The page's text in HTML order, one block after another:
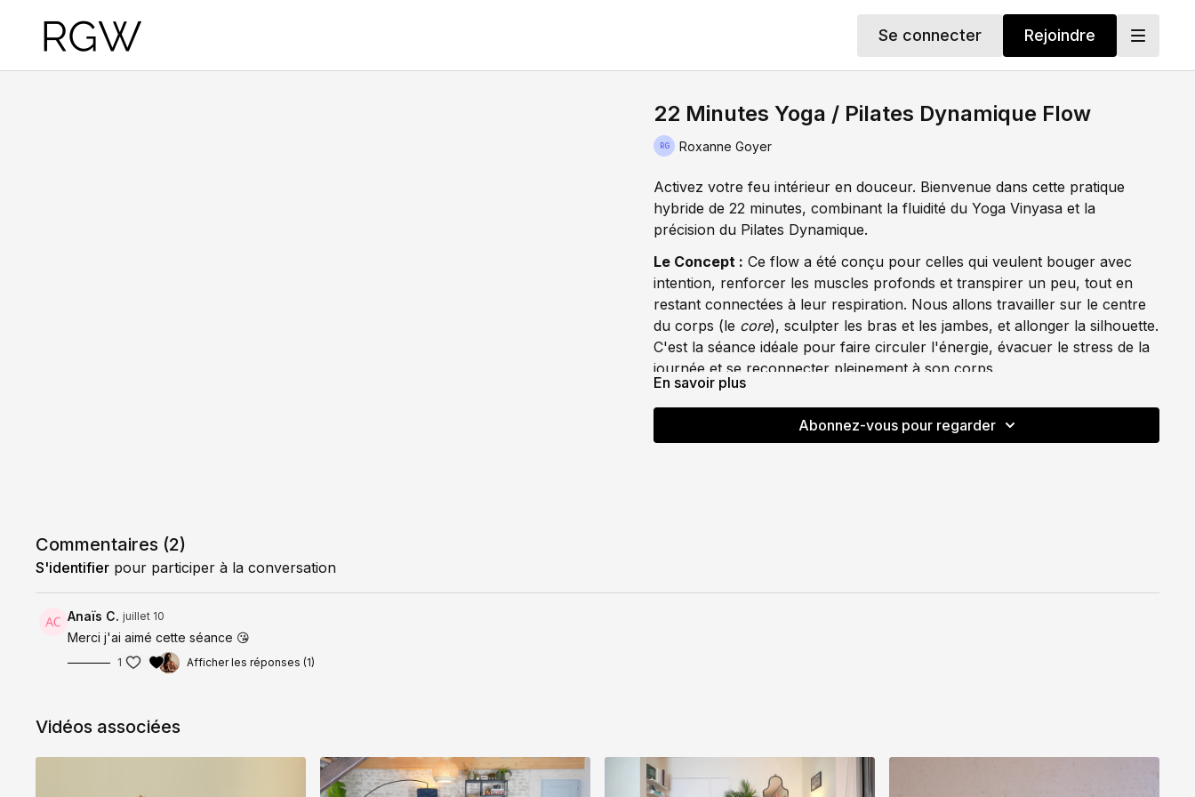
Se connecter Rejoindre
22 Minutes Yoga / Pilates Dynamique Flow
Roxanne Goyer
Activez votre feu intérieur en douceur. Bienvenue dans cette pratique
hybride de 22 minutes, combinant la fluidité du Yoga Vinyasa et la
précision du Pilates Dynamique.
Le Concept : Ce flow a été conçu pour celles qui veulent bouger avec
intention, renforcer les muscles profonds et transpirer un peu, tout en
restant connectées à leur respiration. Nous allons travailler sur le centre
du corps (le core), sculpter les bras et les jambes, et allonger la silhouette.
C'est la séance idéale pour faire circuler l'énergie, évacuer le stress de la
journée et se reconnecter pleinement à son corps.
En savoir plus
Abonnez-vous pour regarder
Commentaires (2)
S'identifier pour participer à la conversation
Anaïs C. juillet 10
Merci j'ai aimé cette séance 😘
1 Afficher les réponses (1)
Vidéos associées